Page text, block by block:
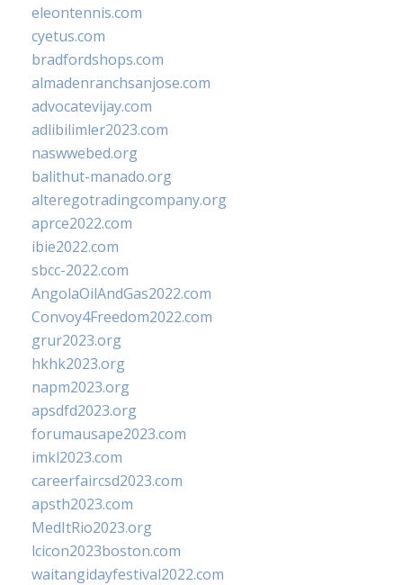
eleontennis.com
cyetus.com
bradfordshops.com
almadenranchsanjose.com
advocatevijay.com
adlibilimler2023.com
naswwebed.org
balithut-manado.org
alteregotradingcompany.org
aprce2022.com
ibie2022.com
sbcc-2022.com
AngolaOilAndGas2022.com
Convoy4Freedom2022.com
grur2023.org
hkhk2023.org
napm2023.org
apsdfd2023.org
forumausape2023.com
imkl2023.com
careerfaircsd2023.com
apsth2023.com
MedItRio2023.org
lcicon2023boston.com
waitangidayfestival2022.com